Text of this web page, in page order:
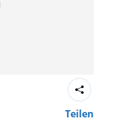
Teilen